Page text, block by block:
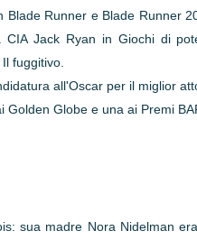
Blade Runner e Blade Runner
CIA Jack Ryan in Giochi di
fuggitivo.
all'Oscar per il miglior
Globe e una ai Premi
sua madre Nora Nidelman